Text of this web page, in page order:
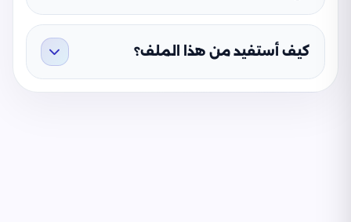
كيف أستفيد من هذا الملف؟